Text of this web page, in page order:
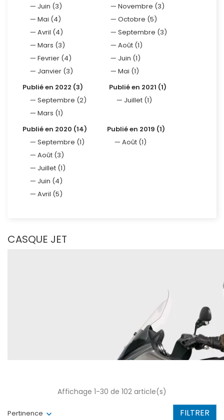
Juin (3)
Mai (4)
Avril (4)
Mars (3)
Fevrier (4)
Janvier (3)
Novembre (3)
Octobre (5)
Septembre (3)
Août (1)
Juin (1)
Mai (1)
Publié en 2022 (3)
Septembre (2)
Mars (1)
Publié en 2021 (1)
Juillet (1)
Publié en 2020 (14)
Septembre (1)
Août (3)
Juillet (1)
Juin (4)
Avril (5)
Publié en 2019 (1)
Août (1)
CASQUE JET
Pertinence FILTRER
Affichage 1-30 de 102 article(s)